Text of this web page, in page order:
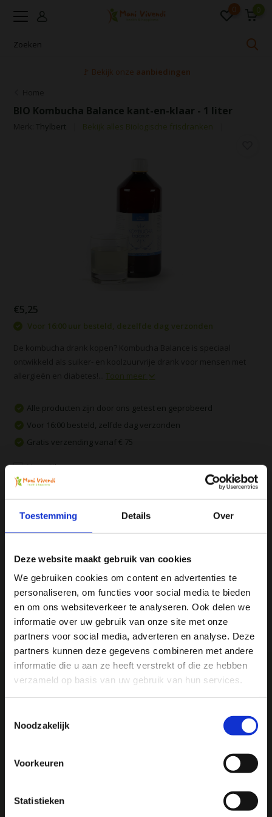
Toestemming Details Over
Deze website maakt gebruik van cookies
We gebruiken cookies om content en advertenties te
personaliseren, om functies voor social media te bieden
en om ons websiteverkeer te analyseren. Ook delen we
informatie over uw gebruik van onze site met onze
partners voor social media, adverteren en analyse. Deze
partners kunnen deze gegevens combineren met andere
informatie die u aan ze heeft verstrekt of die ze hebben
verzameld op basis van uw gebruik van hun services.
Noodzakelijk
Voorkeuren
Statistieken
0 0
🚩 Bekijk onze aanbiedingen
BIO Kombucha Balance kant-en-klaar - 1 liter
Merk:Thylbert Bekijk alles Biologische frisdranken
€5,25
Voor 16:00 uur besteld, dezelfde dag verzonden
allergieën en diabetes!...Toon meer
Alle producten zijn door ons getest en geprobeerd
Voor 16:00 besteld, zelfde dag verzonden
Gratis verzending vanaf € 75
Vergelijk
Productomschrijving
Specificaties
Reviews
Delen
Mani Vivendi gezondheidsproducten: Net dat
bevorderen en klachten helpen voorkomen.
Ja, ik wil 5% korting op mijn
volgende bestelling!
Ontvang direct 5% kortingop je volgende aankoop en
profiteer maandelijks van hoge kortingen door je te
abonneren op onze leuke nieuwsbrief! 😀
ons? Stuur een e-mail naar
en je